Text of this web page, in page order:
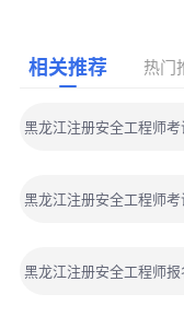
相关推荐 热门
黑龙江注册安全工程师考
黑龙江注册安全工程师考
黑龙江注册安全工程师报